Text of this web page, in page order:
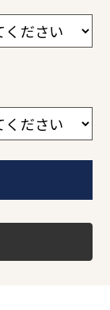
1
2
3
4
5
6